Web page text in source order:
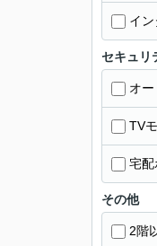
イ
セキュリ
オー
TV
宅配
その他
2階